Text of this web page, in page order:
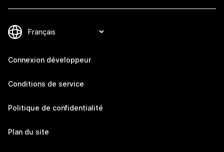
Connexion développeur
Conditions de service
Politique de confidentialité
Plan du site